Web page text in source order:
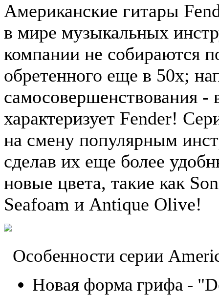
Американские гитары
в мире музыкальных
компании не собираются
обретенного еще в 50х;
самосовершенствования
характеризует Fender!
на смену популярным
сделав их еще более
новые цвета, такие как
Seafoam и Antique Olive!
Особенности серии
Новая форма грифа -